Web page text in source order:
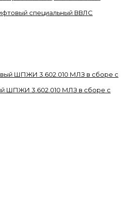
специальный ВВЛС
ШПЖИ 3.602.010 МЛЗ в сборе с